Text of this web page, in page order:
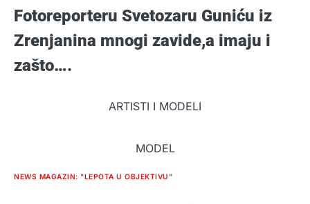
Fotoreporteru Svetozaru Guniću iz
Zrenjanina mnogi zavide,a imaju i
zašto….
ARTISTI I MODELI
MODEL
NEWS MAGAZIN: "LEPOTA U OBJEKTIVU"